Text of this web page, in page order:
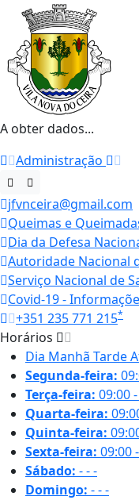
A obter dados...
Administração
jfvnceira@gmail.com
Queimas e
Dia da Defesa
Autoridade Nacional
Serviço Nacional de
Covid-19 -
+351 235 771 215*
Horários
Dia Manhã Tarde
Segunda-feira:
Terça-feira: 09:00
Quarta-feira:
Quinta-feira:
Sexta-feira: 09:00
Sábado: ---
Domingo: ---